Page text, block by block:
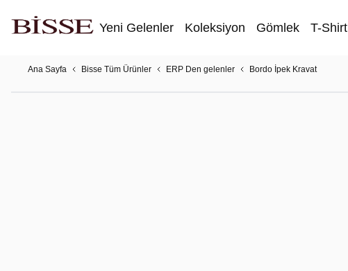
Yeni Gelenler Koleksiyon Gömlek T-Shirt
Ana Sayfa Bisse Tüm Ürünler ERP Den gelenler Bordo İpek Kravat